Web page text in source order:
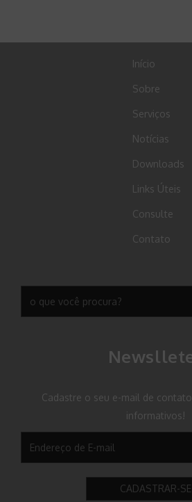
Início
Sobre
Serviços
Notícias
Downloads
Links Úteis
Consulte
Contato
Cadastre o seu e-mail de
informativos!
CADASTRAR-SE